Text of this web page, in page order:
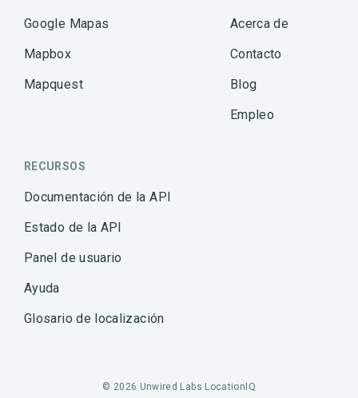
Google Mapas
Mapbox
Mapquest
Acerca de
Contacto
Blog
Empleo
RECURSOS
Documentación de la API
Estado de la API
Panel de usuario
Ayuda
Glosario de localización
© 2026 Unwired Labs LocationIQ